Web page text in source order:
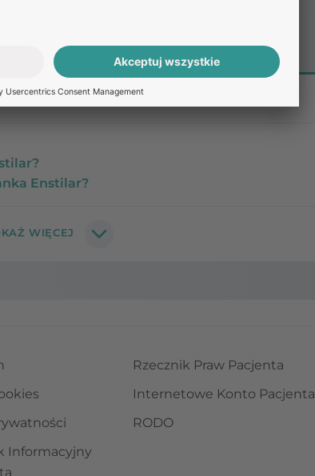
Enstilar?
Informacyjny
Rzecznik Praw Pacjenta
Internetowe Konto Pacjenta
RODO